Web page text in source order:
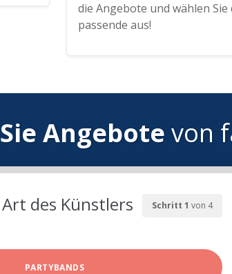
die Angebote und wählen Sie
passende aus!
Angebote von
Schritt 1 von 4
des Künstlers
PARTYBANDS